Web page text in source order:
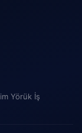
Yörük İş